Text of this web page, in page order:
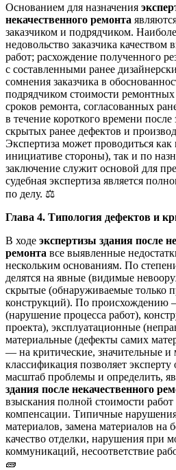
Основанием для назначения
некачественного ремонта
заказчиком и подрядчиком.
недовольство заказчика
работ; расхождение полученного
с составленными ранее
сомнения заказчика в
подрядчиком стоимости
сроков ремонта, согласованных
в течение короткого времени
скрытых ранее дефектов и
Экспертиза может проводиться
инициативе стороны), так и по
заключение служит основой для
судебная экспертиза является
по делу. ⚖️
Глава 4. Типология дефектов и
В ходе экспертизы здания после
ремонта все выявленные
нескольким основаниям. По
делятся на явные (видимые
скрытые (обнаруживаемые только
конструкций). По происхождению
(нарушение процесса работ),
проекта), эксплуатационные
материальные (дефекты самих
— на критические, значительные и
классификация позволяет
масштаб проблемы и определить,
здания после некачественного
взыскания полной стоимости
компенсации. Типичные
материалов, замена материалов на
качество отделки, нарушения при
коммуникаций, несоответствие
🧱